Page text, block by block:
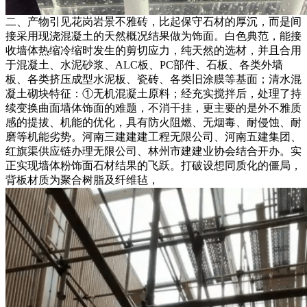
二、产物引见花岗岩景不雅砖，比起保守石材的厚沉，而是间
接采用现浇混凝土的天然概况结果做为饰面。白色典范，能接
收墙体热缩冷缩时发生的剪切应力，纯天然的选材，并且合用
于混凝土、水泥砂浆、ALC板、PC部件、石板、各类外墙
板、各类挤压成型水泥板、瓷砖、各类旧涂膜等基面；清水混
凝土砌块特征：①无机混凝土原料；经充实搅拌后，处理了持
续变换曲面墙体饰面的难题，不消干挂，更主要的是外不雅质
感的提拔、机能的优化，具有防火阻燃、无烟毒、耐侵蚀、耐
磨等机能劣势。河南三建建建工程无限公司、河南五建集团、
红旗渠供应链办理无限公司、林州市建建业协会结合开办。实
正实现墙体粉饰面石材结果的飞跃。打破设想同质化的僵局，
背板材质为聚合树脂及纤维毡，